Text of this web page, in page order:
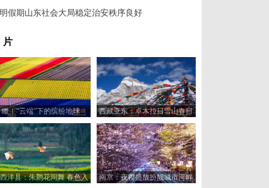
假期山东社会大局稳定治安秩序良好
片
瞰！“云端”下的缤纷地球
西藏亚东：卓木拉日雪山春日
风光美如画
洋县：朱鹮花间舞 春色入
南京：夜樱盛放扮靓城市河畔